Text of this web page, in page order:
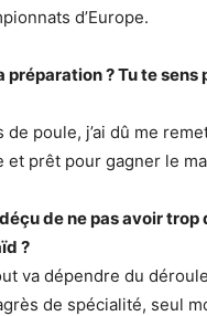
d’Europe.
préparation ? Tu te
de poule, j’ai dû me
prêt pour gagner le
de ne pas avoir
?
va dépendre du
de spécialité, seul